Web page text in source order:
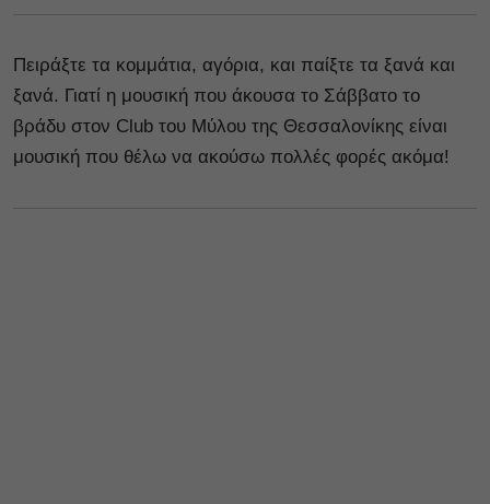
Πειράξτε τα κομμάτια, αγόρια, και παίξτε τα ξανά και
ξανά. Γιατί η μουσική που άκουσα το Σάββατο το
βράδυ στον Club του Μύλου της Θεσσαλονίκης είναι
μουσική που θέλω να ακούσω πολλές φορές ακόμα!